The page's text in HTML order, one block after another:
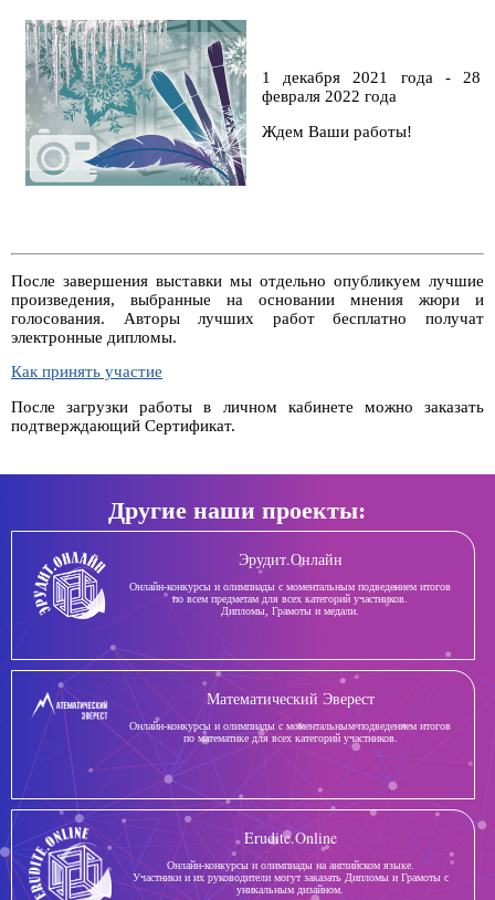
1 декабря 2021 года - 28
февраля 2022 года
Ждем Ваши работы!
После завершения выставки мы отдельно опубликуем лучшие
произведения, выбранные на основании мнения жюри и
голосования. Авторы лучших работ бесплатно получат
электронные дипломы.
Как принять участие
После загрузки работы в личном кабинете можно заказать
подтверждающий Сертификат.
Другие наши проекты:
Эрудит.Онлайн
Онлайн-конкурсы и олимпиады с моментальным подведением итогов
по всем предметам для всех категорий участников.
Дипломы, Грамоты и медали.
Математический Эверест
Онлайн-конкурсы и олимпиады с моментальным подведением итогов
по математике для всех категорий участников.
Erudite.Online
Онлайн-конкурсы и олимпиады на английском языке.
Участники и их руководители могут заказать Дипломы и Грамоты с
уникальным дизайном.